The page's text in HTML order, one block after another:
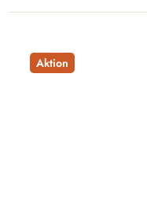
Aktion